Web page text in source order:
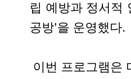
립 예방과 정서적
공방’을 운영했다.
이번 프로그램은